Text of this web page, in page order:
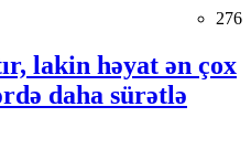
276
lakin həyat ən çox
daha sürətlə